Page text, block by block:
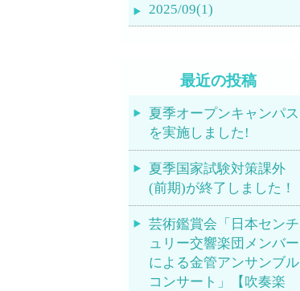
2025/09(1)
最近の投稿
夏季オープンキャンパス
を実施しました!
夏季国家試験対策課外
(前期)が終了しました！
芸術鑑賞会「日本センチ
ュリー交響楽団メンバー
による金管アンサンブル
コンサート」【吹奏楽